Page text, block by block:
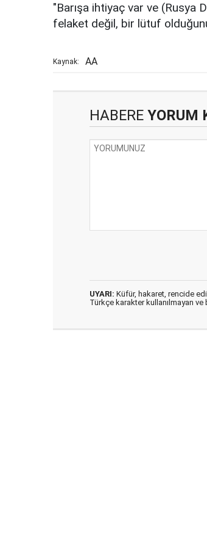
"Barışa ihtiyaç var ve (Rusya
felaket değil, bir lütuf
Kaynak: AA
HABERE YORUM
UYARI: Küfür, hakaret, rencide
Türkçe karakter kullanılmayan ve